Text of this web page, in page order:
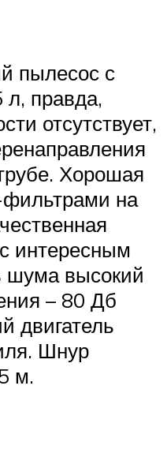
пылесос с
л, правда,
отсутствует,
Хорошая
на
интересным
шума высокий
– 80 Дб
двигатель
Шнур
м.